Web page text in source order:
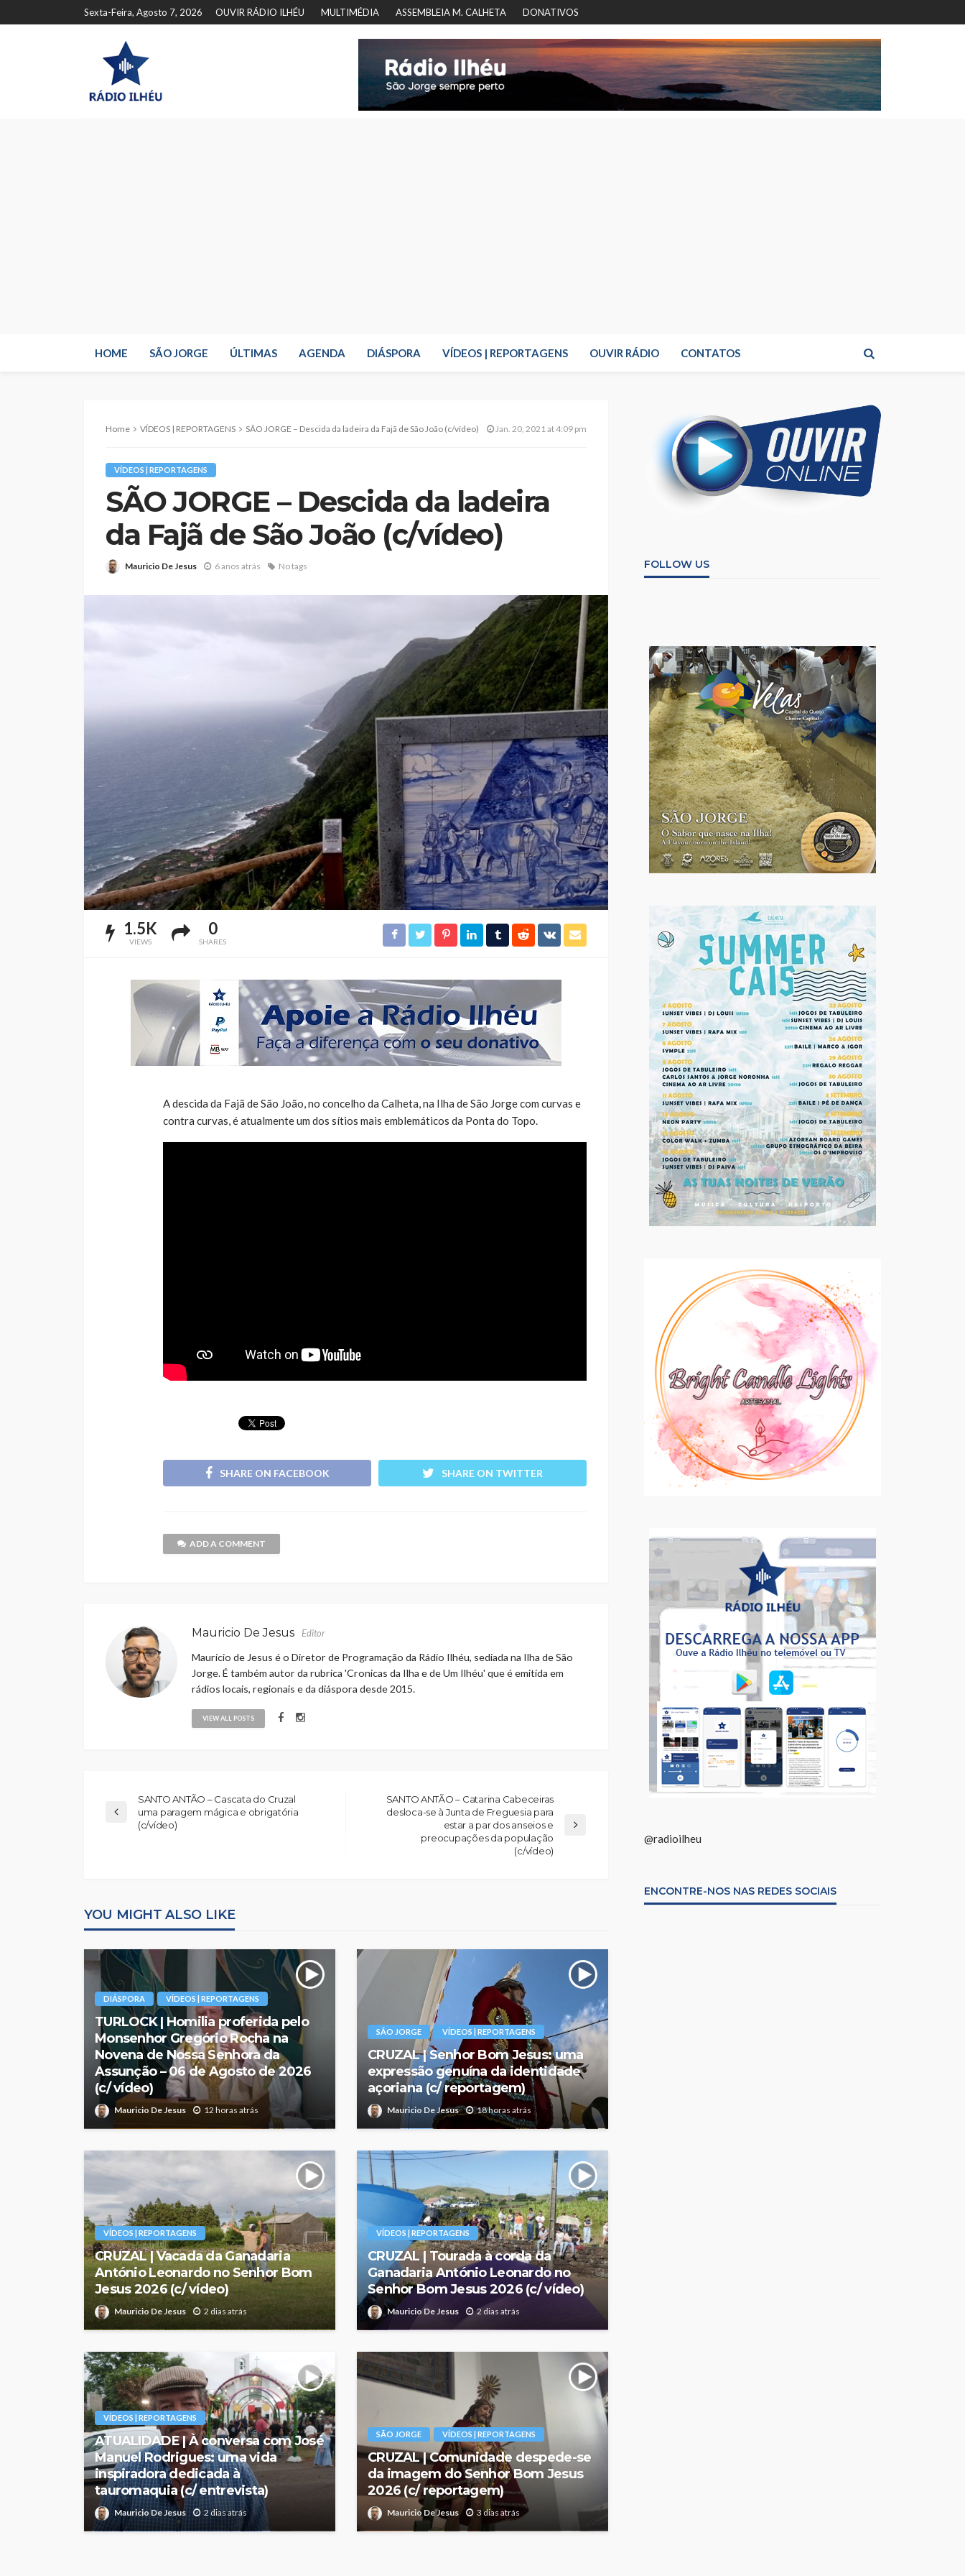
Sexta-Feira, Agosto 7, 2026 OUVIR RÁDIO ILHÉU MULTIMÉDIA ASSEMBLEIA M. CALHETA DONATIVOS
HOME SÃO JORGE ÚLTIMAS AGENDA DIÁSPORA VÍDEOS | REPORTAGENS OUVIR RÁDIO CONTATOS
Home VÍDEOS | REPORTAGENS SÃO JORGE – Descida da ladeira da Fajã de São João (c/vídeo) Jan. 20, 2021 at 4:09 pm
VÍDEOS | REPORTAGENS
SÃO JORGE – Descida da ladeira
da Fajã de São João (c/vídeo)
Mauricio De Jesus 6 anos atrás No tags
1.5K
VIEWS
0
SHARES
A descida da Fajã de São João, no concelho da Calheta, na Ilha de São Jorge com curvas e
contra curvas, é atualmente um dos sítios mais emblemáticos da Ponta do Topo.
SHARE ON FACEBOOK SHARE ON TWITTER
ADD A COMMENT
Mauricio De Jesus Editor
Maurício de Jesus é o Diretor de Programação da Rádio Ilhéu, sediada na Ilha de São
Jorge. É também autor da rubrica 'Cronicas da Ilha e de Um Ilhéu' que é emitida em
rádios locais, regionais e da diáspora desde 2015.
VIEW ALL POSTS
SANTO ANTÃO – Cascata do Cruzal
uma paragem mágica e obrigatória
(c/vídeo)
SANTO ANTÃO – Catarina Cabeceiras
desloca-se à Junta de Freguesia para
estar a par dos anseios e
preocupações da população
(c/vídeo)
YOU MIGHT ALSO LIKE
DIÁSPORA VÍDEOS | REPORTAGENS
TURLOCK | Homilia proferida pelo
Monsenhor Gregório Rocha na
Novena de Nossa Senhora da
Assunção – 06 de Agosto de 2026
(c/ vídeo)
Mauricio De Jesus 12 horas atrás
SÃO JORGE VÍDEOS | REPORTAGENS
CRUZAL | Senhor Bom Jesus: uma
expressão genuína da identidade
açoriana (c/ reportagem)
Mauricio De Jesus 18 horas atrás
VÍDEOS | REPORTAGENS
CRUZAL | Vacada da Ganadaria
António Leonardo no Senhor Bom
Jesus 2026 (c/ vídeo)
Mauricio De Jesus 2 dias atrás
VÍDEOS | REPORTAGENS
CRUZAL | Tourada à corda da
Ganadaria António Leonardo no
Senhor Bom Jesus 2026 (c/ vídeo)
Mauricio De Jesus 2 dias atrás
VÍDEOS | REPORTAGENS
ATUALIDADE | À conversa com José
Manuel Rodrigues: uma vida
inspiradora dedicada à
tauromaquia (c/ entrevista)
Mauricio De Jesus 2 dias atrás
SÃO JORGE VÍDEOS | REPORTAGENS
CRUZAL | Comunidade despede-se
da imagem do Senhor Bom Jesus
2026 (c/ reportagem)
Mauricio De Jesus 3 dias atrás
FOLLOW US
@radioilheu
ENCONTRE-NOS NAS REDES SOCIAIS